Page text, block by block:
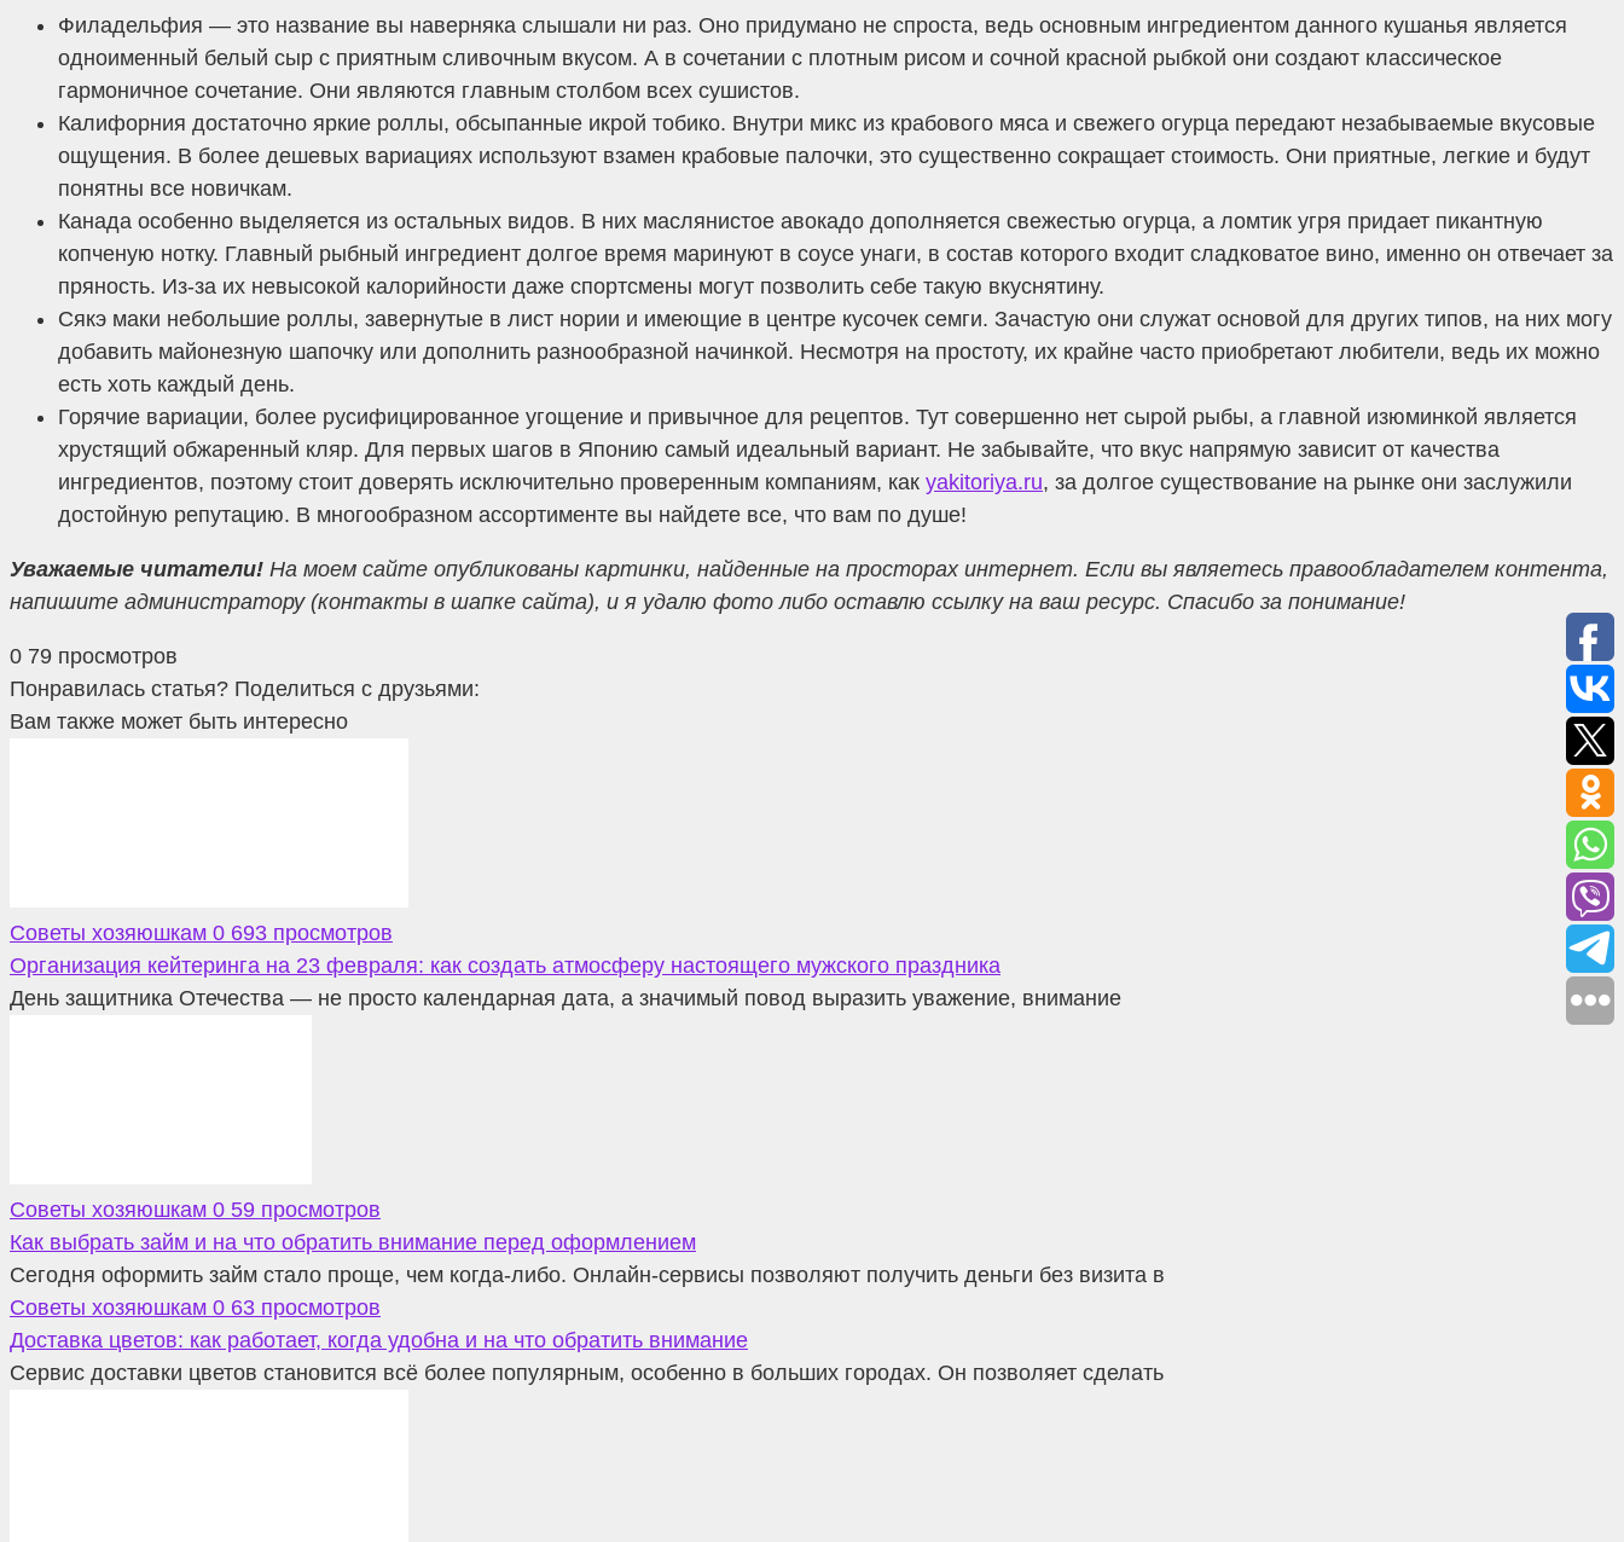
Филадельфия — это название вы наверняка слышали ни раз. Оно придумано не спроста, ведь основным ингредиентом данного кушанья является
одноименный белый сыр с приятным сливочным вкусом. А в сочетании с плотным рисом и сочной красной рыбкой они создают классическое
гармоничное сочетание. Они являются главным столбом всех сушистов.
Калифорния достаточно яркие роллы, обсыпанные икрой тобико. Внутри микс из крабового мяса и свежего огурца передают незабываемые вкусовые
ощущения. В более дешевых вариациях используют взамен крабовые палочки, это существенно сокращает стоимость. Они приятные, легкие и будут
понятны все новичкам.
Канада особенно выделяется из остальных видов. В них маслянистое авокадо дополняется свежестью огурца, а ломтик угря придает пикантную
копченую нотку. Главный рыбный ингредиент долгое время маринуют в соусе унаги, в состав которого входит сладковатое вино, именно он отвечает за
пряность. Из-за их невысокой калорийности даже спортсмены могут позволить себе такую вкуснятину.
Сякэ маки небольшие роллы, завернутые в лист нории и имеющие в центре кусочек семги. Зачастую они служат основой для других типов, на них могу
добавить майонезную шапочку или дополнить разнообразной начинкой. Несмотря на простоту, их крайне часто приобретают любители, ведь их можно
есть хоть каждый день.
Горячие вариации, более русифицированное угощение и привычное для рецептов. Тут совершенно нет сырой рыбы, а главной изюминкой является
хрустящий обжаренный кляр. Для первых шагов в Японию самый идеальный вариант. Не забывайте, что вкус напрямую зависит от качества
ингредиентов, поэтому стоит доверять исключительно проверенным компаниям, как yakitoriya.ru, за долгое существование на рынке они заслужили
достойную репутацию. В многообразном ассортименте вы найдете все, что вам по душе!
Уважаемые читатели! На моем сайте опубликованы картинки, найденные на просторах интернет. Если вы являетесь правообладателем контента,
напишите администратору (контакты в шапке сайта), и я удалю фото либо оставлю ссылку на ваш ресурс. Спасибо за понимание!
0 79 просмотров
Понравилась статья? Поделиться с друзьями:
Вам также может быть интересно
Советы хозяюшкам 0 693 просмотров
Организация кейтеринга на 23 февраля: как создать атмосферу настоящего мужского праздника
День защитника Отечества — не просто календарная дата, а значимый повод выразить уважение, внимание
Советы хозяюшкам 0 59 просмотров
Как выбрать займ и на что обратить внимание перед оформлением
Сегодня оформить займ стало проще, чем когда-либо. Онлайн-сервисы позволяют получить деньги без визита в
Советы хозяюшкам 0 63 просмотров
Доставка цветов: как работает, когда удобна и на что обратить внимание
Сервис доставки цветов становится всё более популярным, особенно в больших городах. Он позволяет сделать